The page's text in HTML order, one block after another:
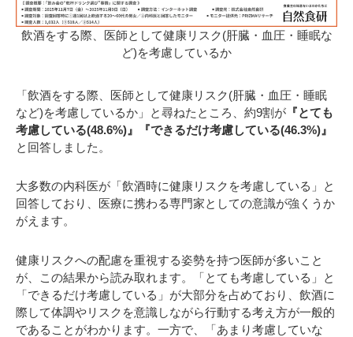
飲酒をする際、医師として健康リスク(肝臓・血圧・睡眠な
ど)を考慮しているか
「飲酒をする際、医師として健康リスク(肝臓・血圧・睡眠
など)を考慮しているか」と尋ねたところ、約9割が 『とても
考慮している(48.6%)』『できるだけ考慮している(46.3%)』
と回答しました。
大多数の内科医が「飲酒時に健康リスクを考慮している」と
回答しており、医療に携わる専門家としての意識が強くうか
がえます。
健康リスクへの配慮を重視する姿勢を持つ医師が多いこと
が、この結果から読み取れます。「とても考慮している」と
「できるだけ考慮している」が大部分を占めており、飲酒に
際して体調やリスクを意識しながら行動する考え方が一般的
であることがわかります。一方で、「あまり考慮していな